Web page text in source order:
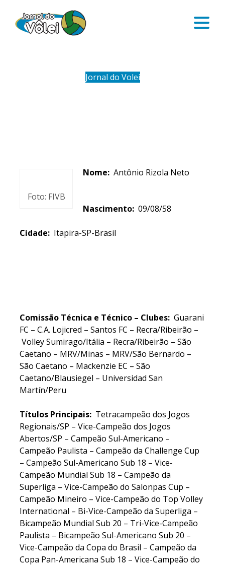
Jornal do Volei
Foto: FIVB
Nome: Antônio Rizola Neto
Nascimento: 09/08/58
Cidade: Itapira-SP-Brasil
Comissão Técnica e Técnico – Clubes: Guarani
FC – C.A. Lojicred – Santos FC – Recra/Ribeirão –
Volley Sumirago/Itália – Recra/Ribeirão – São
Caetano – MRV/Minas – MRV/São Bernardo –
São Caetano – Mackenzie EC – São
Caetano/Blausiegel – Universidad San
Martín/Peru
Títulos Principais: Tetracampeão dos Jogos
Regionais/SP – Vice-Campeão dos Jogos
Abertos/SP – Campeão Sul-Americano –
Campeão Paulista – Campeão da Challenge Cup
– Campeão Sul-Americano Sub 18 – Vice-
Campeão Mundial Sub 18 – Campeão da
Superliga – Vice-Campeão do Salonpas Cup –
Campeão Mineiro – Vice-Campeão do Top Volley
International – Bi-Vice-Campeão da Superliga –
Bicampeão Mundial Sub 20 – Tri-Vice-Campeão
Paulista – Bicampeão Sul-Americano Sub 20 –
Vice-Campeão da Copa do Brasil – Campeão da
Copa Pan-Americana Sub 18 – Vice-Campeão do